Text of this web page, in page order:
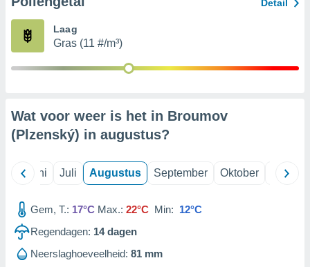
partners
Detail
Laag
Gras (11 #/m³)
Wat voor weer is het in Broumov
(Plzenský) in augustus?
Juni Juli Augustus September Oktober
Gem, T.: 17°C Max.: 22°C Min: 12°C
Regendagen: 14dagen
Neerslaghoeveelheid: 81 mm